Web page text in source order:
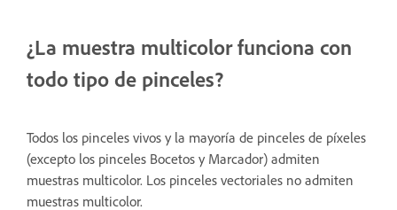
¿La muestra multicolor funciona con
todo tipo de pinceles?
Todos los pinceles vivos y la mayoría de pinceles de píxeles
(excepto los pinceles Bocetos y Marcador) admiten
muestras multicolor. Los pinceles vectoriales no admiten
muestras multicolor.